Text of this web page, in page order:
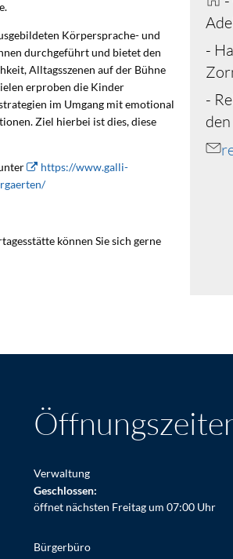
Körpersprache- und
durchgeführt und bietet den
Alltagsszenen auf der Bühne
erproben die Kinder
im Umgang mit emotional
Ziel hierbei ist dies, diese
https://www.galli-
können Sie sich gerne
-
-
Verwaltung
Klicken, um weitere Öffnungs- oder
Geschlossen:
öffnet nächsten Freitag um 07:00 Uhr
Bürgerbüro